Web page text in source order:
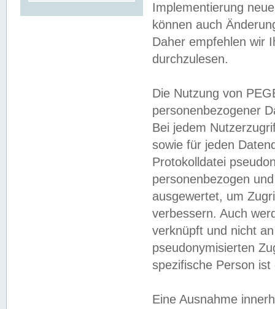
Implementierung
können auch
Daher empfehlen wir
durchzulesen.
Die Nutzung von
personenbezogener
Bei jedem
sowie für jeden
Protokolldatei
personenbezogen
ausgewertet, um
verbessern. Auch
verknüpft und nicht
pseudonymisierten
spezifische Person
Eine Ausnahme